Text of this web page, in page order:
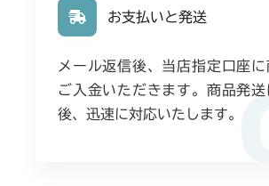
お支払いと発送
メール返信後、当店指定口座
ご入金いただきます。商品発
後、迅速に対応いたします。